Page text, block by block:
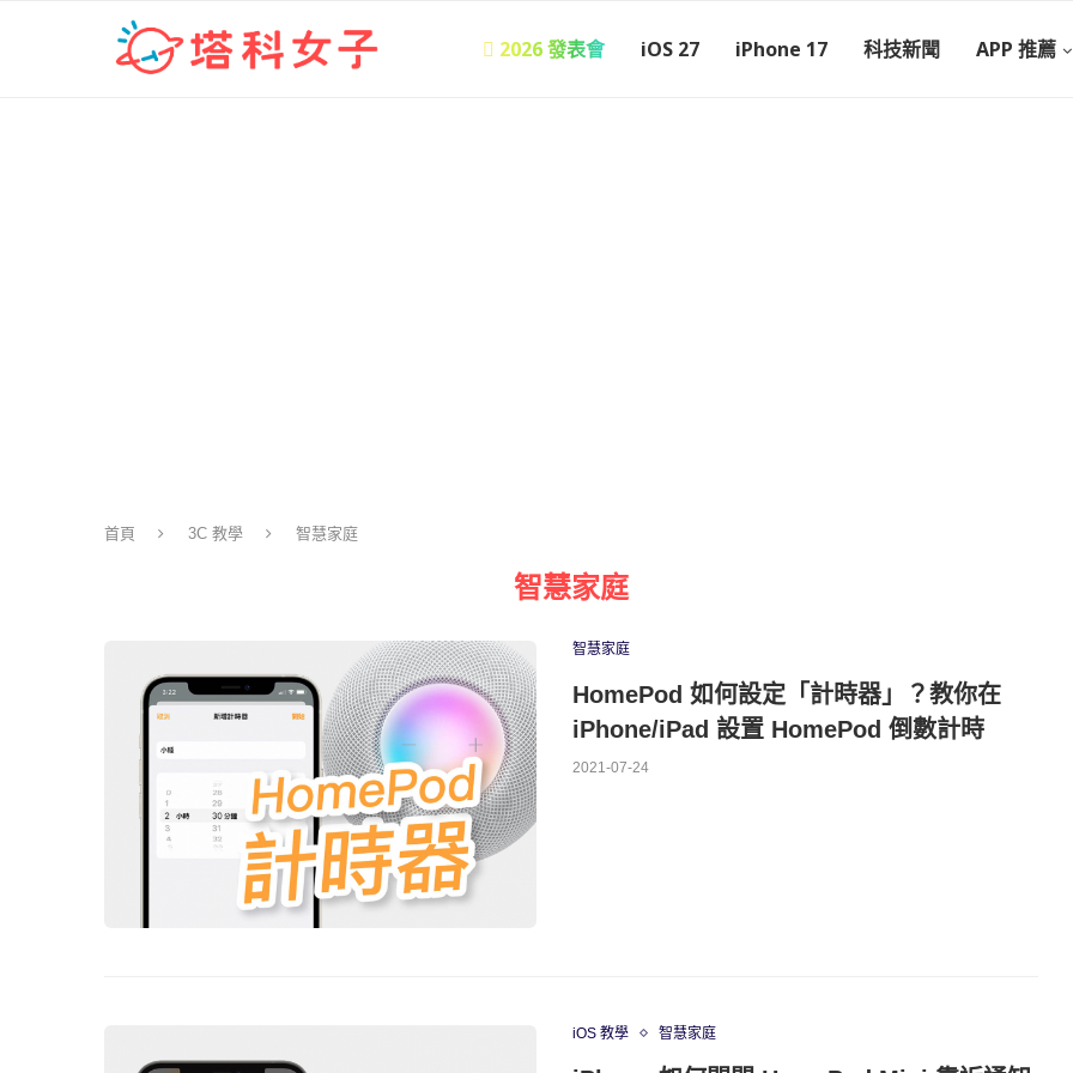
 2026 發表會 iOS 27 iPhone 17 科技新聞 APP 推薦
首頁 3C 教學 智慧家庭
智慧家庭
智慧家庭
HomePod 如何設定「計時器」？教你在
iPhone/iPad 設置 HomePod 倒數計時
2021-07-24
iOS 教學 智慧家庭